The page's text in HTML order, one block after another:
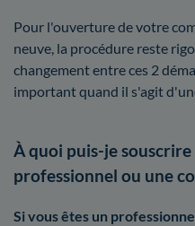
Pour l'ouverture de votre
neuve, la procédure reste
changement entre ces 2
important quand il s'agit
À quoi puis-je souscrire
professionnel ou une
Si vous êtes un